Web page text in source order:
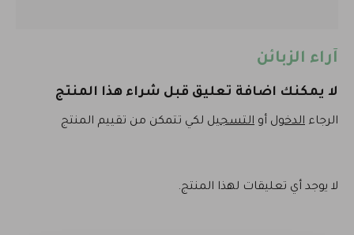
آراء الزبائن
لا يمكنك اضافة تعليق قبل شراء هذا المنتج
الرجاء الدخول أو التسجيل لكي تتمكن من تقييم المنتج
لا يوجد أي تعليقات لهذا المنتج.